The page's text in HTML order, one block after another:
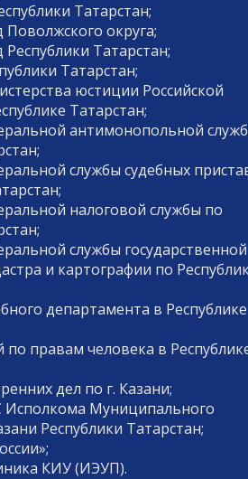
Татарстан;
округа;
Татарстан;
Татарстан;
юстиции Российской
Татарстан;
антимонопольной
службы судебных
налоговой службы по
службы государственной
и картографии по
департамента в Республике
правам человека в
дел по г. Казани;
Исполкома Муниципального
Республики Татарстан;
КИУ (ИЭУП).